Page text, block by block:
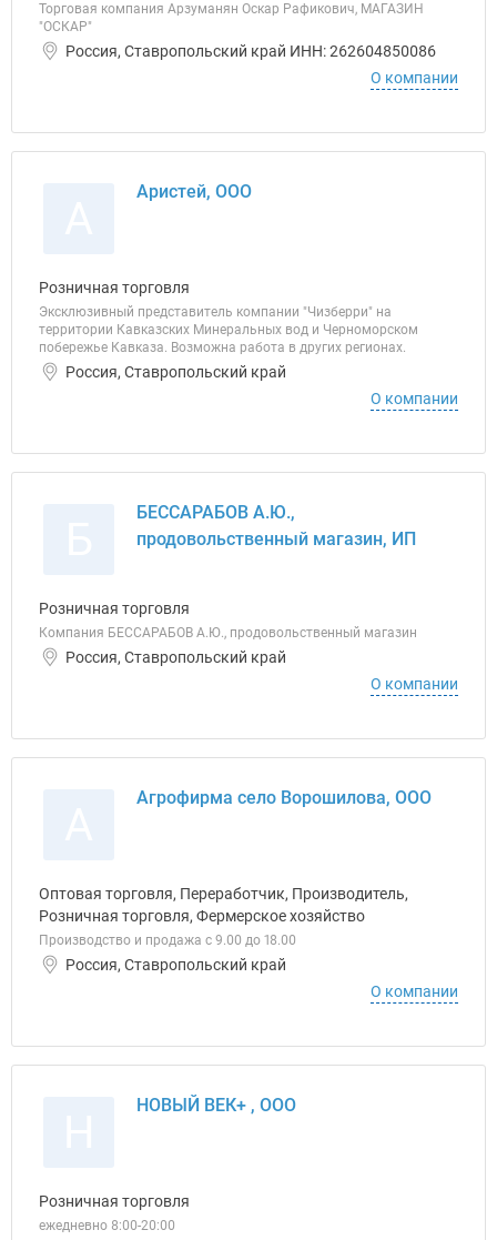
Торговая компания Арзуманян Оскар Рафикович, МАГАЗИН
"ОСКАР"
Россия, Ставропольский край ИНН: 262604850086
О компании
Аристей, ООО
Розничная торговля
Эксклюзивный представитель компании "Чизберри" на
территории Кавказских Минеральных вод и Черноморском
побережье Кавказа. Возможна работа в других регионах.
Россия, Ставропольский край
О компании
БЕССАРАБОВ А.Ю.,
продовольственный магазин, ИП
Розничная торговля
Компания БЕССАРАБОВ А.Ю., продовольственный магазин
Россия, Ставропольский край
О компании
Агрофирма село Ворошилова, ООО
Оптовая торговля, Переработчик, Производитель,
Розничная торговля, Фермерское хозяйство
Производство и продажа с 9.00 до 18.00
Россия, Ставропольский край
О компании
НОВЫЙ ВЕК+ , ООО
Розничная торговля
ежедневно 8:00-20:00